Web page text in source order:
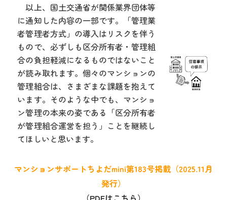
以上、国土交通省が関係業界団体等
に通知した内容の一部です。「管理業
者管理者方式」の導入はリスクを伴う
もので、必ずしも区分所有者・管理組
合の負担軽減になるものではないこと
が読み取れます。個々のマンションの
管理組合は、さまざまな課題を抱えて
います。そのような中でも、マンショ
ン管理の本来の姿である「区分所有者
が管理組合運営を担う」ことを継続し
てほしいと思います。
マンションサポートちよだmini第183号掲載（2025.11月
発行）